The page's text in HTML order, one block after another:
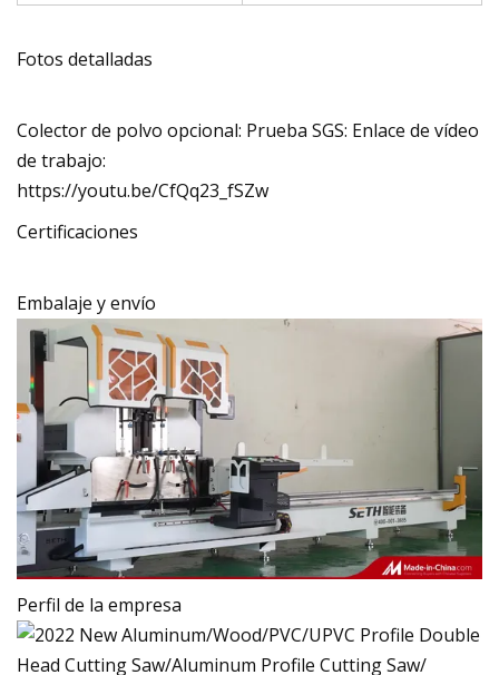
Fotos detalladas
Colector de polvo opcional: Prueba SGS: Enlace de vídeo
de trabajo:
https://youtu.be/CfQq23_fSZw
Certificaciones
Embalaje y envío
Perfil de la empresa